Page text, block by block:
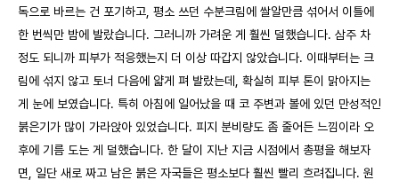
독으로 바르는 건 포기하고, 평소 쓰던 수분크림에 쌀알만큼 섞어서 이틀에
한 번씩만 밤에 발랐습니다. 그러니까 가려운 게 훨씬 덜했습니다. 삼주 차
정도 되니까 피부가 적응했는지 더 이상 따갑지 않았습니다. 이때부터는 크
림에 섞지 않고 토너 다음에 얇게 펴 발랐는데, 확실히 피부 톤이 맑아지는
게 눈에 보였습니다. 특히 아침에 일어났을 때 코 주변과 볼에 있던 만성적인
붉은기가 많이 가라앉아 있었습니다. 피지 분비량도 좀 줄어든 느낌이라 오
후에 기름 도는 게 덜했습니다. 한 달이 지난 지금 시점에서 총평을 해보자
면, 일단 새로 짜고 남은 붉은 자국들은 평소보다 훨씬 빨리 흐려집니다. 원